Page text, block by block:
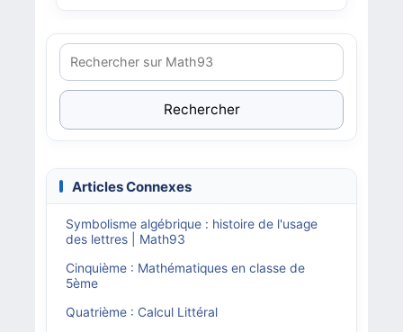
Rechercher
Articles Connexes
Symbolisme algébrique : histoire de l'usage
des lettres | Math93
Cinquième : Mathématiques en classe de
5ème
Quatrième : Calcul Littéral